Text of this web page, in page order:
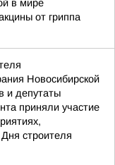
в мире
от гриппа
Новосибирской
и депутаты
приняли участие
строителя